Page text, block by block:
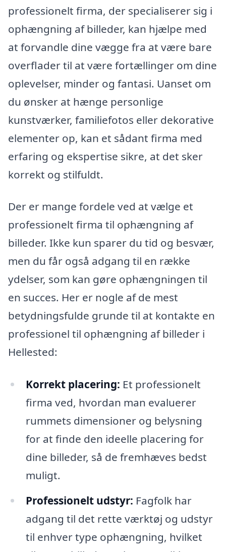
professionelt firma, der specialiserer sig i
ophængning af billeder, kan hjælpe med
at forvandle dine vægge fra at være bare
overflader til at være fortællinger om dine
oplevelser, minder og fantasi. Uanset om
du ønsker at hænge personlige
kunstværker, familiefotos eller dekorative
elementer op, kan et sådant firma med
erfaring og ekspertise sikre, at det sker
korrekt og stilfuldt.
Der er mange fordele ved at vælge et
professionelt firma til ophængning af
billeder. Ikke kun sparer du tid og besvær,
men du får også adgang til en række
ydelser, som kan gøre ophængningen til
en succes. Her er nogle af de mest
betydningsfulde grunde til at kontakte en
professionel til ophængning af billeder i
Hellested:
Korrekt placering: Et professionelt
firma ved, hvordan man evaluerer
rummets dimensioner og belysning
for at finde den ideelle placering for
dine billeder, så de fremhæves bedst
muligt.
Professionelt udstyr: Fagfolk har
adgang til det rette værktøj og udstyr
til enhver type ophængning, hvilket